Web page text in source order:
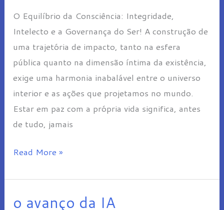
O Equilíbrio da Consciência: Integridade,
Intelecto e a Governança do Ser! A construção de
uma trajetória de impacto, tanto na esfera
pública quanto na dimensão íntima da existência,
exige uma harmonia inabalável entre o universo
interior e as ações que projetamos no mundo.
Estar em paz com a própria vida significa, antes
de tudo, jamais
a
Governança
do
Ser
Read More »
o avanço da IA
o